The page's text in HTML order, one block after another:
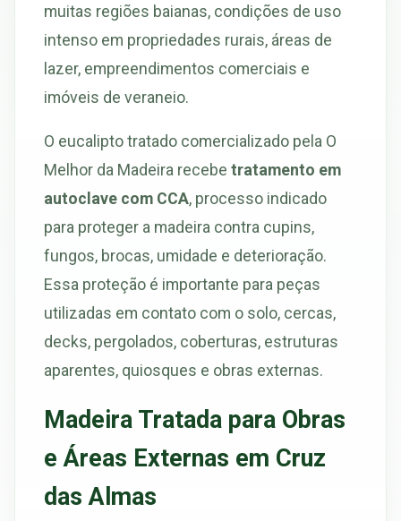
muitas regiões baianas, condições de uso
intenso em propriedades rurais, áreas de
lazer, empreendimentos comerciais e
imóveis de veraneio.
O eucalipto tratado comercializado pela O
Melhor da Madeira recebe tratamento em
autoclave com CCA, processo indicado
para proteger a madeira contra cupins,
fungos, brocas, umidade e deterioração.
Essa proteção é importante para peças
utilizadas em contato com o solo, cercas,
decks, pergolados, coberturas, estruturas
aparentes, quiosques e obras externas.
Madeira Tratada para Obras
e Áreas Externas em Cruz
das Almas